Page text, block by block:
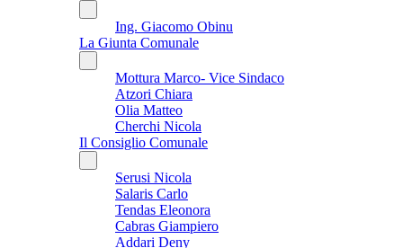
Ing. Giacomo Obinu
La Giunta Comunale
Mottura Marco- Vice Sindaco
Atzori Chiara
Olia Matteo
Cherchi Nicola
Il Consiglio Comunale
Serusi Nicola
Salaris Carlo
Tendas Eleonora
Cabras Giampiero
Addari Deny